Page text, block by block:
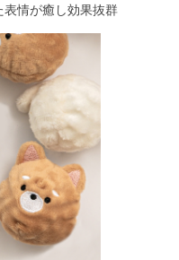
情が癒し効果抜群